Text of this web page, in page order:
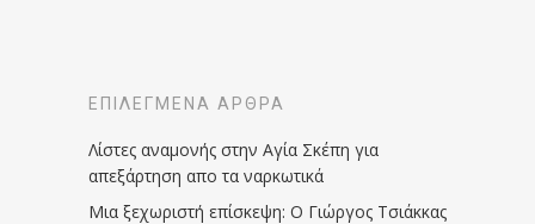
ΕΠΙΛΕΓΜΈΝΑ ΆΡΘΡΑ
Λίστες αναμονής στην Αγία Σκέπη για
απεξάρτηση απο τα ναρκωτικά
Μια ξεχωριστή επίσκεψη: Ο Γιώργος Τσιάκκας